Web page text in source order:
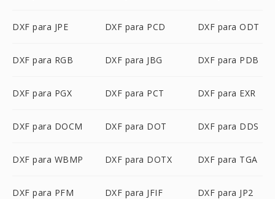
DXF para JPE DXF para PCD DXF para ODT
DXF para RGB DXF para JBG DXF para PDB
DXF para PGX DXF para PCT DXF para EXR
DXF para DOCM DXF para DOT DXF para DDS
DXF para WBMP DXF para DOTX DXF para TGA
DXF para PFM DXF para JFIF DXF para JP2